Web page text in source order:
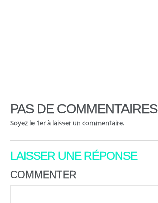
PAS DE COMMENTAIRES
Soyez le 1er à laisser un commentaire.
LAISSER UNE RÉPONSE
COMMENTER